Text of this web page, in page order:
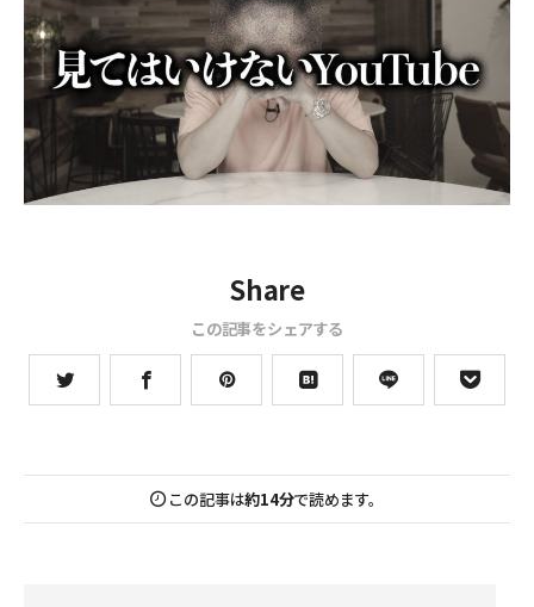
CLOSE
CLOSE
Share
この記事をシェアする
この記事は約14分で読めます。